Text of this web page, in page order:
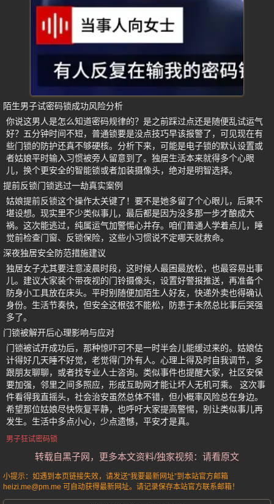
陌生男子试密码锁成功风险分析
你说这男人是怎么知道密码规律的？是之前踩过点还是随便乱试运气
好？五分钟时间不短，普通锁要是没点技巧早该报警了，可见现在有
些门锁的防护还真不够硬核。分析下来，可能是电子锁的默认设置或
者姑娘平时输入习惯被旁人留意到了。独居生活本来就得多个心眼
儿，换个更安全的智能锁或者加装摄像头，绝对是明智选择。
提前反锁门锁逃过一劫真实案例
姑娘提前反锁这个操作太关键了！要不是她多留了个心眼儿，后果不
堪设想。现实里不少类似事儿，最后都是因为没多那一步才酿成大
祸。这次能逃过，纯属运气加警惕心并存。咱们普通人学着点儿，睡
觉前检查门窗、反锁保险，这些小习惯说不定哪天就救命。
深夜独居安全防范措施建议
独居女子尤其要注意凌晨时段，这时候人最困最放松，也最容易出事
儿。建议大家装个带夜视的门铃摄像头，设置好警报推送，再准备个
防身小工具放在床头。平时别随便加陌生人好友，快递外卖也得确认
身份。生活节奏快，但安全这根弦不能松，防患于未然总比事后哭强
多了。
门锁被解开后心理影响与应对
门锁被试开成功后，那种惊吓可不是一时半会儿能缓过来的。姑娘估
计得好几天睡不好觉，老觉得门外有人。心理上得及时自我调节，多
跟朋友聊聊，或者找专业人士咨询。类似事件也提醒大家，社区安保
要加强，邻里之间多照应，形成互助网才能让坏人无机可乘。 这次事
件看得我直摇头，社会治安虽然总体不错，但小概率风险总在身边。
希望那位姑娘尽快恢复平静，也呼吁大家提高警惕，别让类似事儿再
发生。生活中多点小心，少点遗憾，平安才是真。
男子狂试密码锁
转载自黑子网，更多本文资料/独家视频：请看原文
小提示：如遇到本页链接失效，请发送“我要最新网址”到本站官方邮箱
heizi.me@pm.me 可自动获得最新网址。请记录保存本站官方联系邮箱！